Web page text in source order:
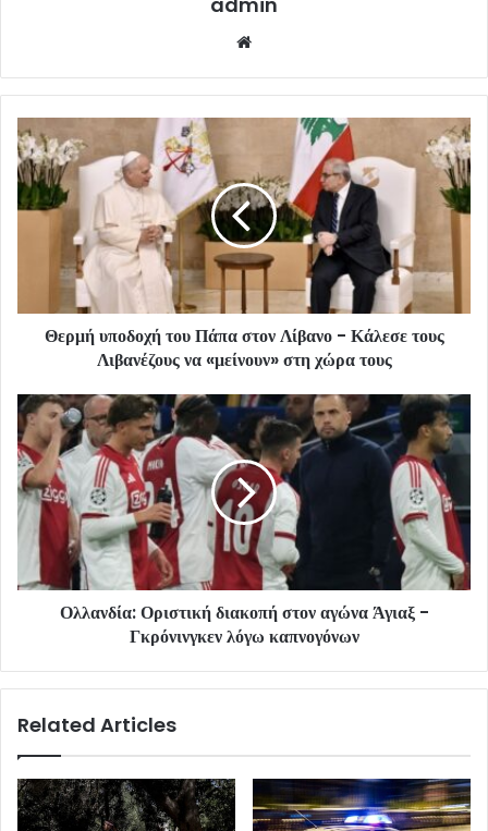
Θερμή υποδοχή του Πάπα στον Λίβανο - Κάλεσε τους
Λιβανέζους να «μείνουν» στη χώρα τους
Ολλανδία: Οριστική διακοπή στον αγώνα Άγιαξ -
Γκρόνινγκεν λόγω καπνογόνων
Related Articles